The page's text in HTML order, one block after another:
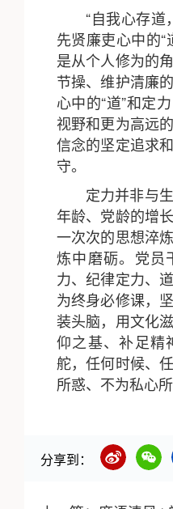
“自我心存道
先贤廉吏心中的“
是从个人修为的
节操、维护清廉
心中的“道”和定
视野和更为高远
信念的坚定追求
守。
定力并非与
年龄、党龄的增
一次次的思想淬
炼中磨砺。党员
力、纪律定力、
为终身必修课，
装头脑，用文化
仰之基、补足精
舵，任何时候、
所惑、不为私心
分享到：